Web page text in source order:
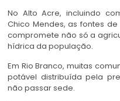
No Alto Acre, incluindo
Chico Mendes, as fontes
compromete não só a
hídrica da população.
Em Rio Branco, muitas
potável distribuída pela
não passar sede.